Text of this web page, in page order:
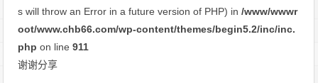
s will throw an Error in a future version of PHP) in/www/wwwr
oot/www.chb66.com/wp-content/themes/begin5.2/inc/inc.
php on line911
谢谢分享